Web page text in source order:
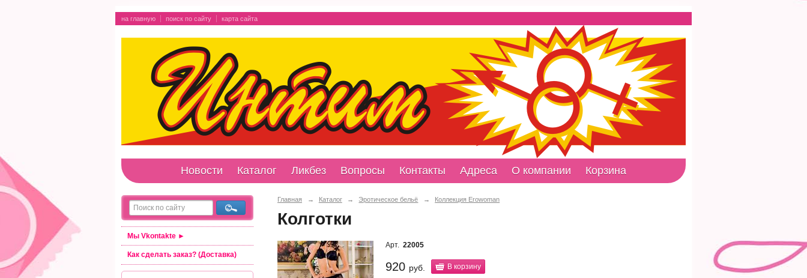
на главную поиск по сайту карта сайта
Новости Каталог Ликбез Вопросы Контакты Адреса О компании Корзина
Мы Vkontakte ►
Как сделать заказ? (Доставка)
Главная → Каталог → Эротическое бельё → Коллекция Erowoman
Колготки
Арт. 22005
920 руб. В корзину